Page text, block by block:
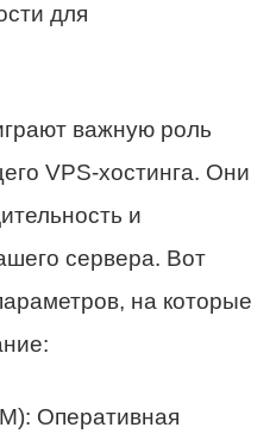
для
важную роль
VPS-хостинга. Они
и
сервера. Вот
на которые
Оперативная